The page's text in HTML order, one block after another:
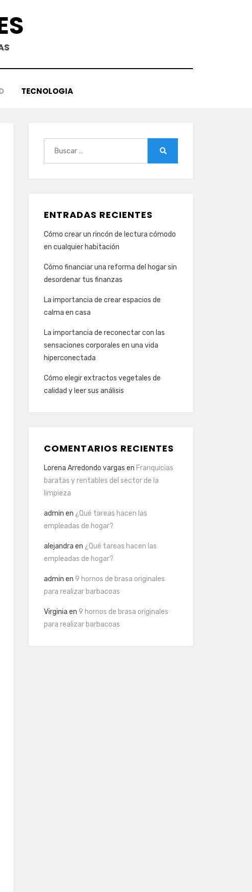
TECNOLOGIA
ENTRADAS RECIENTES
Cómo crear un rincón de lectura cómodo
en cualquier habitación
Cómo financiar una reforma del hogar sin
desordenar tus finanzas
La importancia de crear espacios de
calma en casa
La importancia de reconectar con las
sensaciones corporales en una vida
hiperconectada
Cómo elegir extractos vegetales de
calidad y leer sus análisis
COMENTARIOS RECIENTES
Lorena Arredondo vargas en Franquicias
baratas y rentables del sector de la
limpieza
admin en ¿Qué tareas hacen las
empleadas de hogar?
alejandra en ¿Qué tareas hacen las
empleadas de hogar?
admin en 9 hornos de brasa originales
para realizar barbacoas
Virginia en 9 hornos de brasa originales
para realizar barbacoas